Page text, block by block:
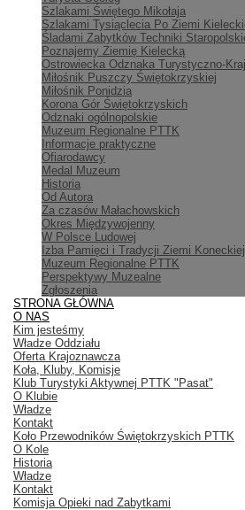
Szlakami Świętego Mikołaja
Szlakami Tysiąclecia Po Ziemi
Śladami Zabytków Techniki
Poznajemy Ziemię Kielecką
Ostrowiecka Odznaka Turystyczno-
Miłośnik Puszczy Świętokrzyskiej
Miłośnik Ponidzia
Korona Gór Świętokrzyskich
Odznaki ogólnopolskie
Muzeum Regionalne PTTK
Informacje praktyczne
Ofiarodawcy
Medal Muzeum
Historia
Od Autora
Za czasów Małachowskich
Okres Międzywojenny
W Polsce Ludowej
Izba Pamięci i Tradycji Ziemi Koneckiej
Muzeum Regionalne PTTK
Perspektywy Muzealne
Zgłoszenia
STRONA GŁÓWNA
O NAS
Kim jesteśmy
Władze Oddziału
Oferta Krajoznawcza
Koła, Kluby, Komisje
Klub Turystyki Aktywnej PTTK "Pasat"
O Klubie
Władze
Kontakt
Koło Przewodników Świętokrzyskich PTTK
O Kole
Historia
Władze
Kontakt
Komisja Opieki nad Zabytkami